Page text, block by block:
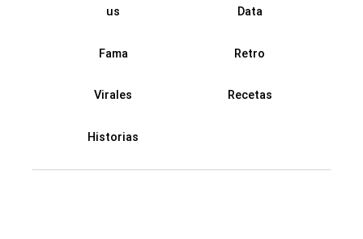
us Data
Fama Retro
Virales Recetas
Historias